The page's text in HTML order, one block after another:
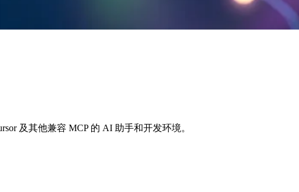
及其他兼容 MCP 的 AI 助手和开发环境。